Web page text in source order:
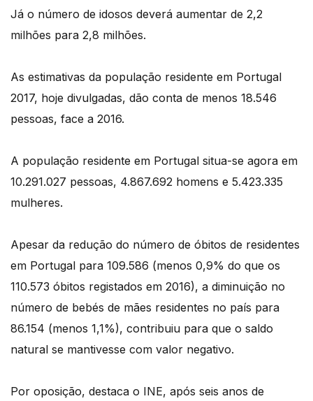
Já o número de idosos deverá aumentar de 2,2
milhões para 2,8 milhões.
As estimativas da população residente em Portugal
2017, hoje divulgadas, dão conta de menos 18.546
pessoas, face a 2016.
A população residente em Portugal situa-se agora em
10.291.027 pessoas, 4.867.692 homens e 5.423.335
mulheres.
Apesar da redução do número de óbitos de residentes
em Portugal para 109.586 (menos 0,9% do que os
110.573 óbitos registados em 2016), a diminuição no
número de bebés de mães residentes no país para
86.154 (menos 1,1%), contribuiu para que o saldo
natural se mantivesse com valor negativo.
Por oposição, destaca o INE, após seis anos de